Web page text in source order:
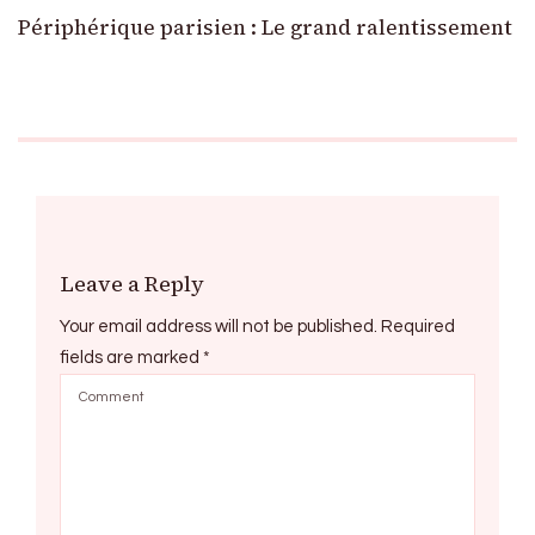
Périphérique parisien : Le grand ralentissement
Leave a Reply
Your email address will not be published.
Required
fields are marked *